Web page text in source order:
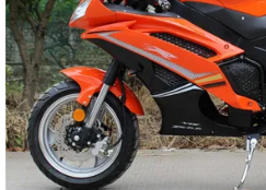
गोपनीयता
नीति